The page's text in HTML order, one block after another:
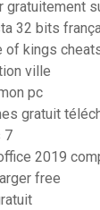
gratuitement
32 bits
of kings
ville
pc
gratuit
7
2019
free